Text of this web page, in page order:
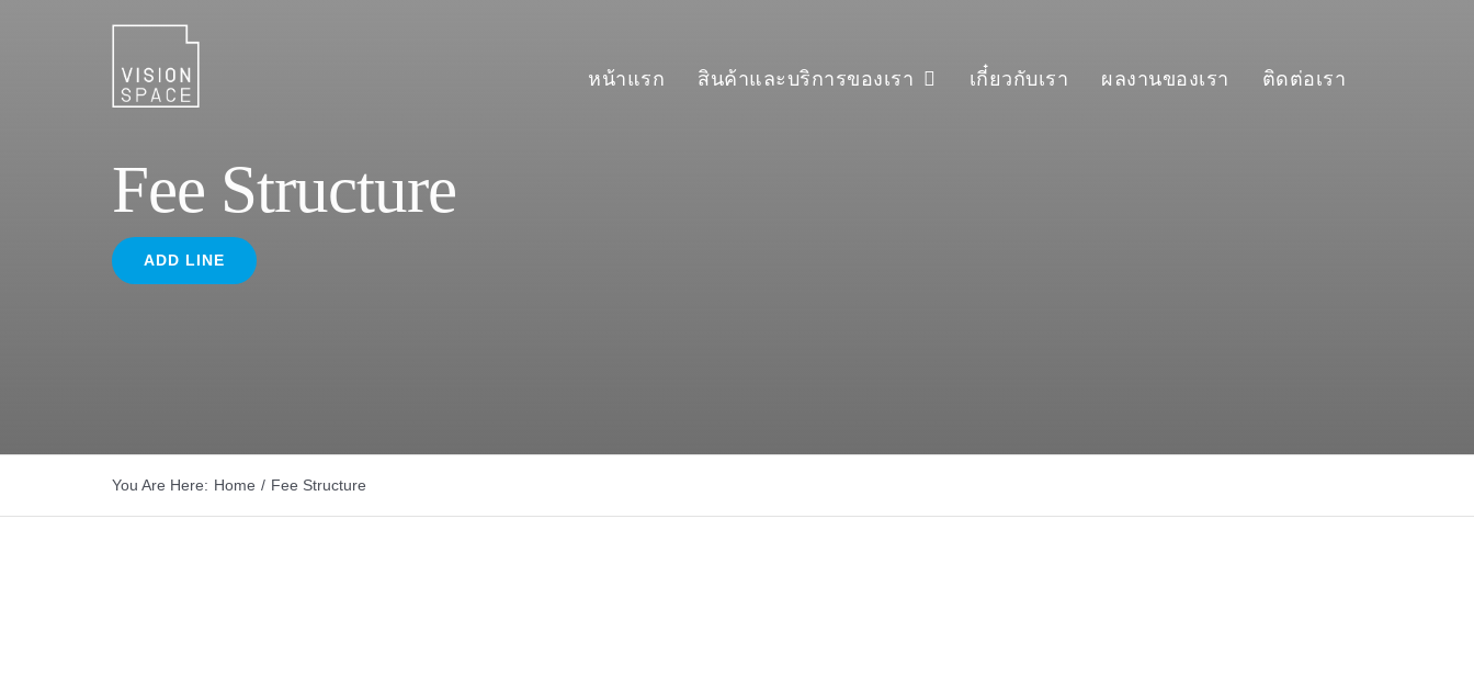
หน้าแรก สินค้าและบริการของเรา เกี๋ยวกับเรา ผลงานของเรา ติดต่อเรา
Fee Structure
ADD LINE
You Are Here: Home / Fee Structure